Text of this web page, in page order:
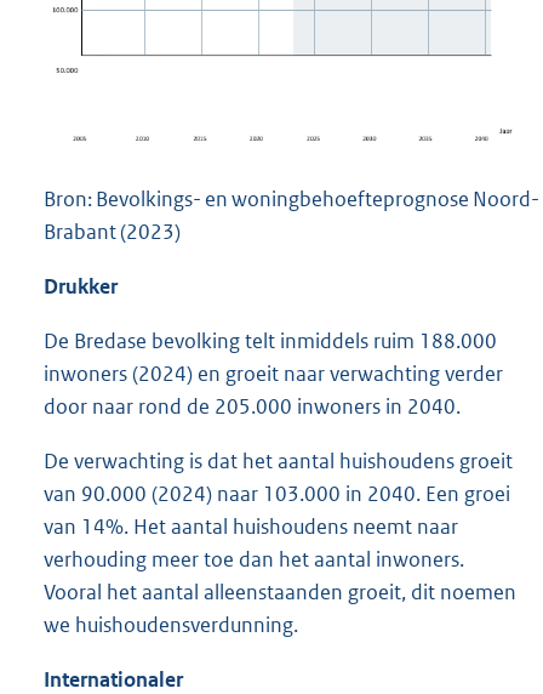
Bron: Bevolkings- en woningbehoefteprognose Noord-
Brabant (2023)
Drukker
De Bredase bevolking telt inmiddels ruim 188.000
inwoners (2024) en groeit naar verwachting verder
door naar rond de 205.000 inwoners in 2040.
De verwachting is dat het aantal huishoudens groeit
van 90.000 (2024) naar 103.000 in 2040. Een groei
van 14%. Het aantal huishoudens neemt naar
verhouding meer toe dan het aantal inwoners.
Vooral het aantal alleenstaanden groeit, dit noemen
we huishoudensverdunning.
Internationaler